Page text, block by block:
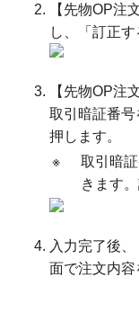
【先物OP注
し、「訂正す
【先物OP注
取引暗証番
押します。
※
取引暗
きます
入力完了後
面で注文内容